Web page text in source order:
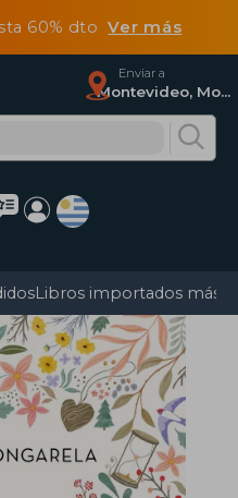
60% dtoVer más
Enviar a
Montevideo, Montevideo
Libros importados más